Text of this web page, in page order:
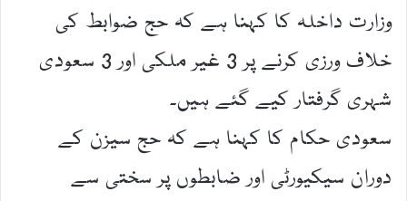
وزارت داخلہ کا کہنا ہے کہ حج ضوابط کی
خلاف ورزی کرنے پر 3 غیر ملکی اور 3 سعودی
شہری گرفتار کیے گئے ہیں۔
سعودی حکام کا کہنا ہے کہ حج سیزن کے
دوران سیکیورٹی اور ضابطوں پر سختی سے